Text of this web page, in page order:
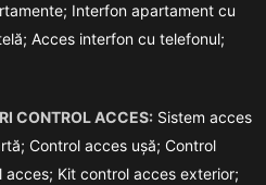
Interfon apartament cu
Acces interfon cu telefonul;
CONTROL ACCES: Sistem acces
Control acces ușă; Control
acces; Kit control acces exterior;